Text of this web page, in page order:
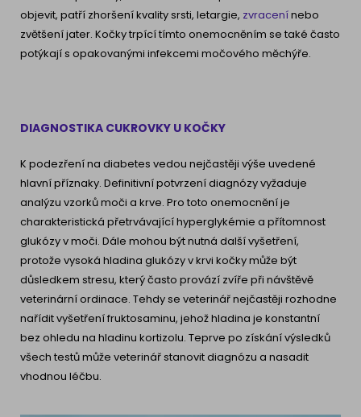
objevit, patří zhoršení kvality srsti, letargie, zvracenínebo
zvětšení jater. Kočky trpící tímto onemocněním se také často
potýkají s opakovanými infekcemi močového měchýře.
DIAGNOSTIKA CUKROVKY U KOČKY
K podezření na diabetes vedou nejčastěji výše uvedené
hlavní příznaky. Definitivní potvrzení diagnózy vyžaduje
analýzu vzorků moči a krve. Pro toto onemocnění je
charakteristická přetrvávající hyperglykémie a přítomnost
glukózy v moči. Dále mohou být nutná další vyšetření,
protože vysoká hladina glukózy v krvi kočky může být
důsledkem stresu, který často provází zvíře při návštěvě
veterinární ordinace. Tehdy se veterinář nejčastěji rozhodne
nařídit vyšetření fruktosaminu, jehož hladina je konstantní
bez ohledu na hladinu kortizolu. Teprve po získání výsledků
všech testů může veterinář stanovit diagnózu a nasadit
vhodnou léčbu.